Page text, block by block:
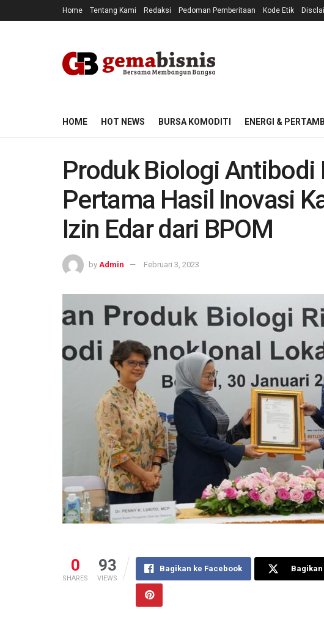
Home Tentang Kami Redaksi Pedoman Pemberitaan Kode Etik
HOME HOT NEWS BURSA KOMODITI ENERGI &
Produk Biologi Antibodi
Pertama Hasil Inovasi
Izin Edar dari BPOM
by Admin Februari 3, 2023
0
SHARES
93
VIEWS
Bagikan ke Facebook